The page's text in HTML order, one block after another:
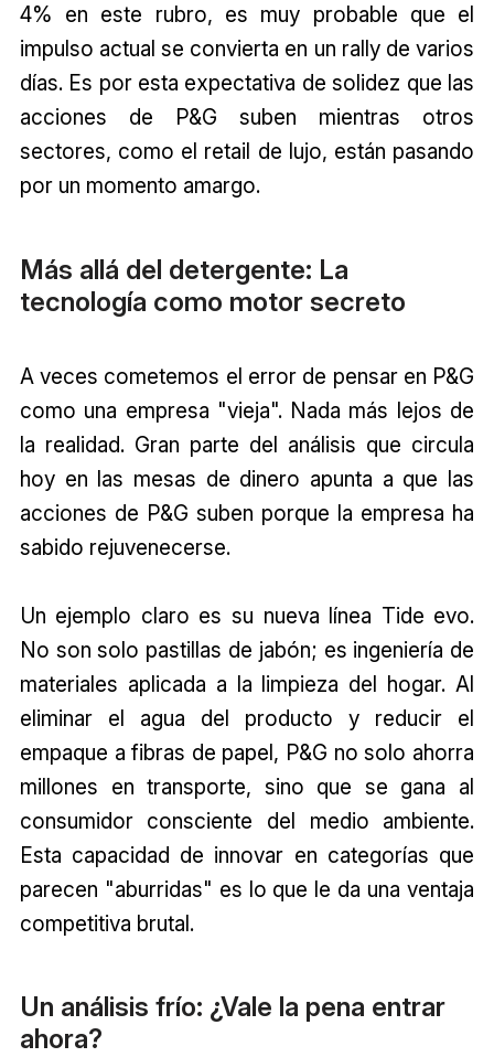
4% en este rubro, es muy probable que el
impulso actual se convierta en un rally de varios
días. Es por esta expectativa de solidez que las
acciones de P&G suben mientras otros
sectores, como el retail de lujo, están pasando
por un momento amargo.
Más allá del detergente: La
tecnología como motor secreto
A veces cometemos el error de pensar en P&G
como una empresa "vieja". Nada más lejos de
la realidad. Gran parte del análisis que circula
hoy en las mesas de dinero apunta a que las
acciones de P&G suben porque la empresa ha
sabido rejuvenecerse.
Un ejemplo claro es su nueva línea Tide evo.
No son solo pastillas de jabón; es ingeniería de
materiales aplicada a la limpieza del hogar. Al
eliminar el agua del producto y reducir el
empaque a fibras de papel, P&G no solo ahorra
millones en transporte, sino que se gana al
consumidor consciente del medio ambiente.
Esta capacidad de innovar en categorías que
parecen "aburridas" es lo que le da una ventaja
competitiva brutal.
Un análisis frío: ¿Vale la pena entrar
ahora?